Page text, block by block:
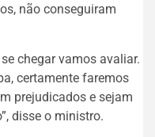
não conseguiram
chegar vamos avaliar.
certamente faremos
prejudicados e sejam
disse o ministro.